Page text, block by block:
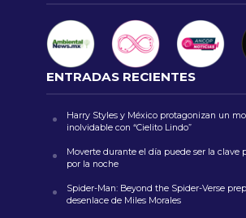
ENTRADAS RECIENTES
Harry Styles y México protagonizan un
inolvidable con “Cielito Lindo”
Moverte durante el día puede ser la clave
por la noche
Spider-Man: Beyond the Spider-Verse
desenlace de Miles Morales